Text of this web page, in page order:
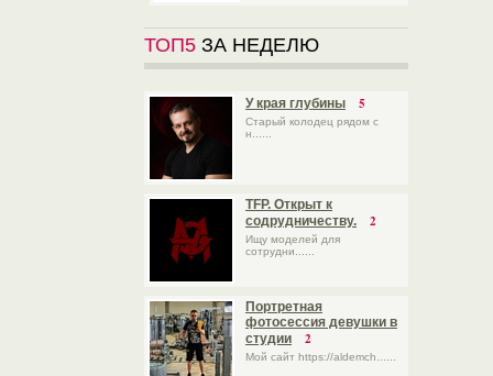
ТОП5 ЗА НЕДЕЛЮ
У края глубины 5
Старый колодец рядом с
н......
TFP. Открыт к
содрудничеству.
2
Ищу моделей для
сотрудни......
Портретная
фотосессия девушки в
студии
2
Мой сайт https://aldemch......